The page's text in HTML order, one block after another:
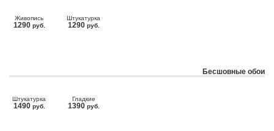
Живопись
1290 руб.
Штукатурка
1290 руб.
Бесшовные обои
Штукатурка
1490 руб.
Гладкие
1390 руб.